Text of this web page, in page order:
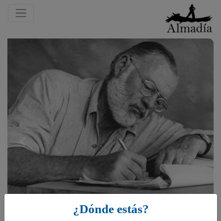
Previous
¿Dónde estás?